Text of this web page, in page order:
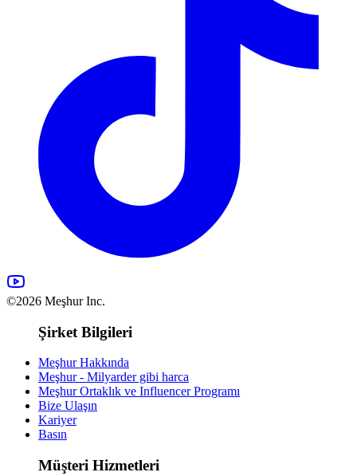
©2026 Meşhur Inc.
Şirket Bilgileri
Meşhur Hakkında
Meşhur - Milyarder gibi harca
Meşhur Ortaklık ve Influencer Programı
Bize Ulaşın
Kariyer
Basın
Müşteri Hizmetleri